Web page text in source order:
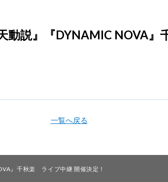
説』『DYNAMIC NOVA』
一覧へ戻る
』千秋楽 ライブ中継 開催決定！